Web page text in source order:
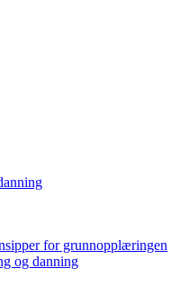
for grunnopplæringen
og danning